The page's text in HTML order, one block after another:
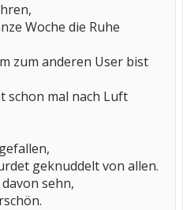
Woche die Ruhe
zum anderen User bist
schon mal nach Luft
geknuddelt von allen.
sehn,